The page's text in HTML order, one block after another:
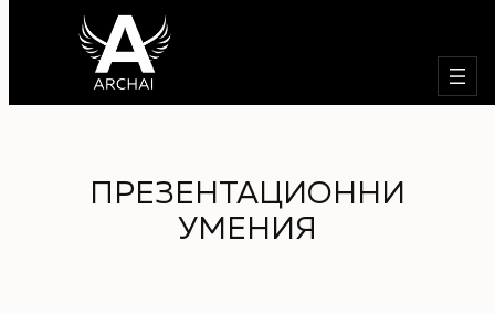
съдържанието
ПРЕЗЕНТАЦИОННИ
УМЕНИЯ